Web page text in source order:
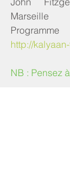
Marseille
http://
NB : Pensez